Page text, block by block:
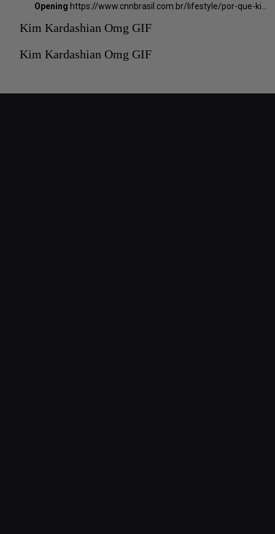
Opening
Kim Kardashian Omg GIF
Kim Kardashian Omg GIF